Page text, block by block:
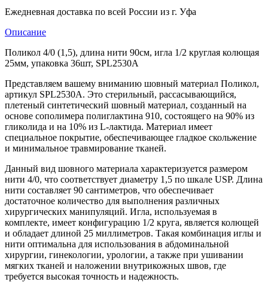
Ежедневная доставка по всей России из г. Уфа
Описание
Поликол 4/0 (1,5), длина нити 90см, игла 1/2 круглая колющая
25мм, упаковка 36шт, SPL2530А
Представляем вашему вниманию шовный материал Поликол,
артикул SPL2530А. Это стерильный, рассасывающийся,
плетеный синтетический шовный материал, созданный на
основе сополимера полиглактина 910, состоящего на 90% из
гликолида и на 10% из L-лактида. Материал имеет
специальное покрытие, обеспечивающее гладкое скольжение
и минимальное травмирование тканей.
Данный вид шовного материала характеризуется размером
нити 4/0, что соответствует диаметру 1,5 по шкале USP. Длина
нити составляет 90 сантиметров, что обеспечивает
достаточное количество для выполнения различных
хирургических манипуляций. Игла, используемая в
комплекте, имеет конфигурацию 1/2 круга, является колющей
и обладает длиной 25 миллиметров. Такая комбинация иглы и
нити оптимальна для использования в абдоминальной
хирургии, гинекологии, урологии, а также при ушивании
мягких тканей и наложении внутрикожных швов, где
требуется высокая точность и надежность.